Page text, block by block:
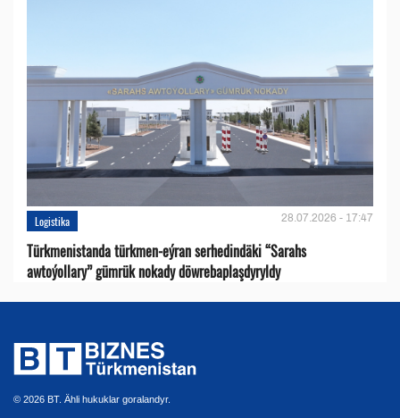
Logistika 28.07.2026 - 17:47
Türkmenistanda türkmen-eýran serhedindäki “Sarahs
awtoýollary” gümrük nokady döwrebaplaşdyryldy
© 2026 BT. Ähli hukuklar goralandyr.